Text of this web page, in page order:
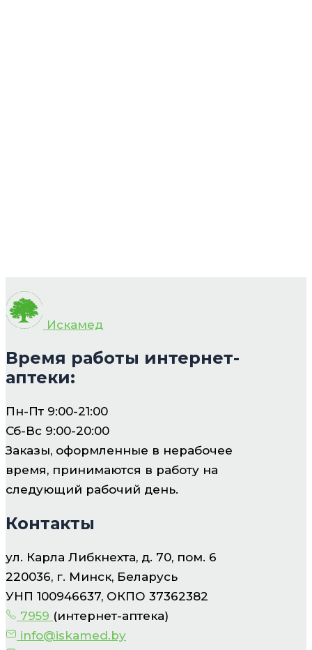
Искамед
Время работы интернет-
аптеки:
Пн-Пт 9:00-21:00
Сб-Вс 9:00-20:00
Заказы, оформленные в нерабочее
время, принимаются в работу на
следующий рабочий день.
Контакты
ул. Карла Либкнехта, д. 70, пом. 6
220036, г. Минск, Беларусь
УНП 100946637, ОКПО 37362382
7959 (интернет-аптека)
info@iskamed.by